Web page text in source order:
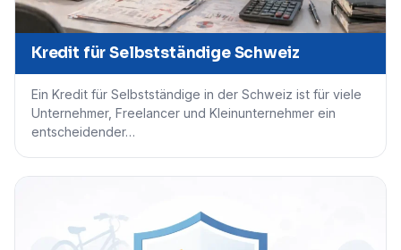
Kredit für Selbstständige Schweiz
Ein Kredit für Selbstständige in der Schweiz ist für viele
Unternehmer, Freelancer und Kleinunternehmer ein
entscheidender…